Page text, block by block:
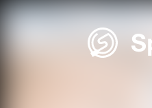
Skip